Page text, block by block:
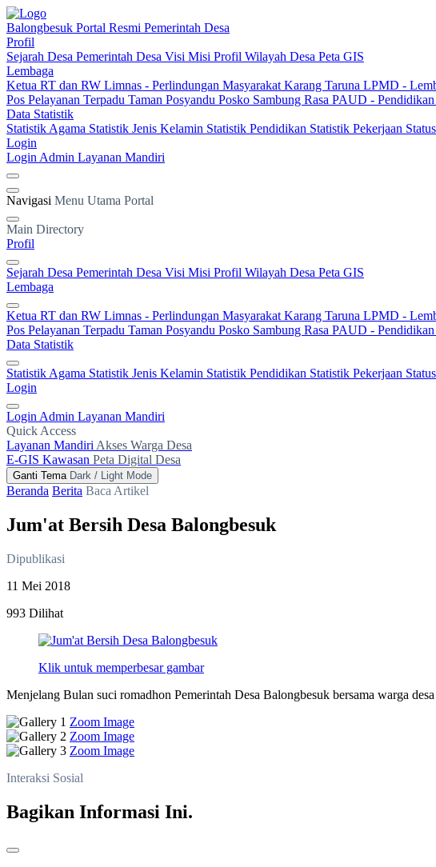
Balongbesuk Portal Resmi Pemerintah Desa
Profil
Sejarah Desa Pemerintah Desa Visi Misi Profil Wilayah Desa Peta GIS
Lembaga
Ketua RT dan RW Limnas - Perlindungan Masyarakat Karang Taruna LPMD -
Pos Pelayanan Terpadu Taman Posyandu Posko Sambung Rasa PAUD -
Data Statistik
Statistik Agama Statistik Jenis Kelamin Statistik Pendidikan Statistik Pekerjaan
Login
Login Admin Layanan Mandiri
Navigasi Menu Utama Portal
Main Directory
Profil
Sejarah Desa Pemerintah Desa Visi Misi Profil Wilayah Desa Peta GIS
Lembaga
Ketua RT dan RW Limnas - Perlindungan Masyarakat Karang Taruna LPMD -
Pos Pelayanan Terpadu Taman Posyandu Posko Sambung Rasa PAUD -
Data Statistik
Statistik Agama Statistik Jenis Kelamin Statistik Pendidikan Statistik Pekerjaan
Login
Login Admin Layanan Mandiri
Quick Access
Layanan Mandiri Akses Warga Desa
E-GIS Kawasan Peta Digital Desa
Ganti Tema Dark / Light Mode
Beranda Berita Baca Artikel
Jum'at Bersih Desa Balongbesuk
Dipublikasi
11 Mei 2018
993 Dilihat
Klik untuk memperbesar gambar
Menjelang Bulan suci romadhon Pemerintah Desa Balongbesuk bersama warga
Zoom Image
Zoom Image
Zoom Image
Interaksi Sosial
Bagikan Informasi Ini.